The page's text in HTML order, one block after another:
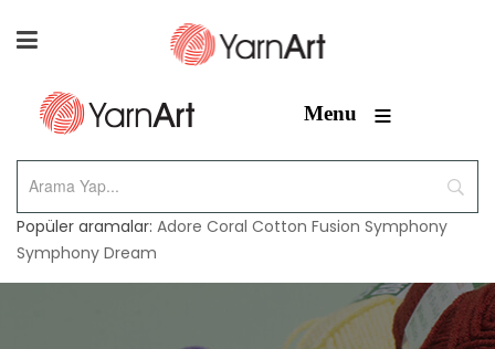
Menu ≡
Popüler aramalar: Adore Coral Cotton Fusion Symphony
Symphony Dream